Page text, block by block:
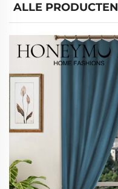
ALLE PRODUCTEN